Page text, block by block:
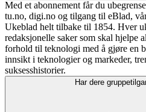
Med et abonnement får du
tu.no, digi.no og tilgang til eBlad,
Ukeblad helt tilbake til 1854. Hver
redaksjonelle saker som skal hjelpe
forhold til teknologi med å gjøre en
innsikt i teknologier og markeder,
suksesshistorier.
Har dere